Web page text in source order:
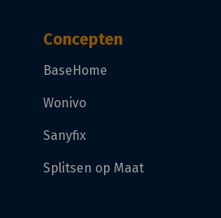
Concepten
BaseHome
Wonivo
Sanyfix
Splitsen op Maat